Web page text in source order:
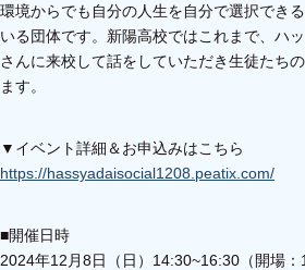
環境からでも自分の人生を自分で選択でき
いる団体です。新陽高校ではこれまで、ハ
さんに来校して話をしていただき生徒たち
ます。
▼イベント詳細＆お申込みはこちら
https://hassyadaisocial1208.peatix.com/
■開催日時
2024年12月8日（日）14:30~16:30（開場：